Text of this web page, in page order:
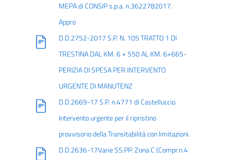
MEPA di CONSIP s.p.a. n.3622782017.
Appro
D.D.2752-2017 S.P. N. 105 TRATTO 1 DI
TRESTINA DAL KM. 6 + 550 AL KM. 6+665-
PERIZIA DI SPESA PER INTERVENTO
URGENTE DI MANUTENZ
D.D.2669-17 S.P. n.4771 di Castelluccio.
Intervento urgente per il ripristino
provvisorio della Transitabilità con limitazioni.
D.D.2636-17Varie SS.PP. Zona C (Compr.n.4